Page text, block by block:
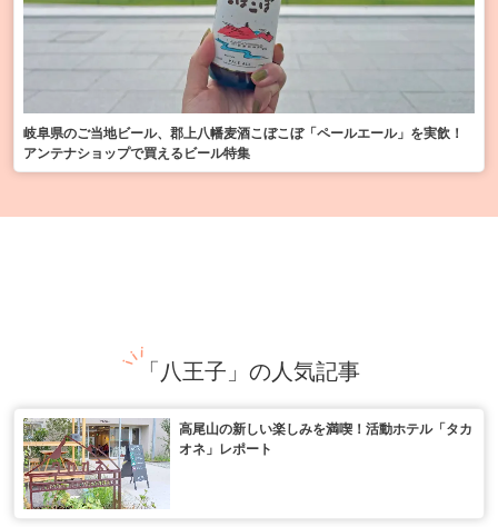
岐阜県のご当地ビール、郡上八幡麦酒こぼこぼ「ペールエール」を実飲！
アンテナショップで買えるビール特集
「八王子」の人気記事
高尾山の新しい楽しみを満喫！活動ホテル「タカ
オネ」レポート